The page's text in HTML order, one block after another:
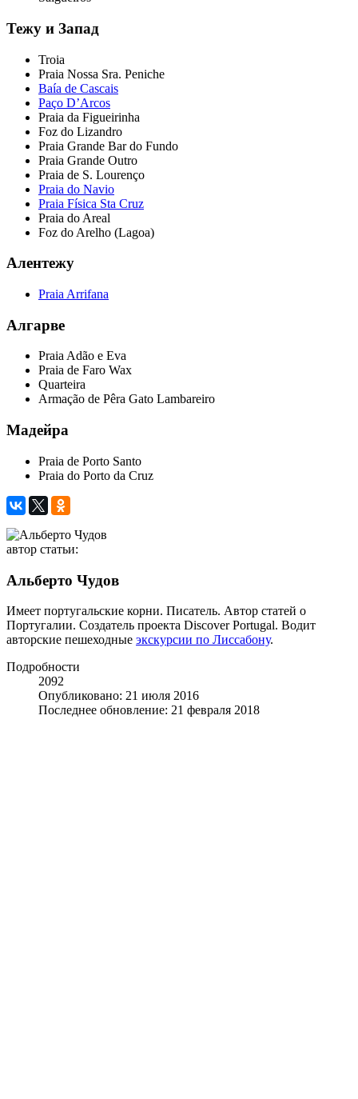
Тежу и Запад
Troia
Praia Nossa Sra. Peniche
Baía de Cascais
Paço D’Arcos
Praia da Figueirinha
Foz do Lizandro
Praia Grande Bar do Fundo
Praia Grande Outro
Praia de S. Lourenço
Praia do Navio
Praia Física Sta Cruz
Praia do Areal
Foz do Arelho (Lagoa)
Алентежу
Praia Arrifana
Алгарве
Praia Adão e Eva
Praia de Faro Wax
Quarteira
Armação de Pêra Gato Lambareiro
Мадейра
Praia de Porto Santo
Praia do Porto da Cruz
автор статьи:
Альберто Чудов
Имеет португальские корни. Писатель. Автор статей о
Португалии. Создатель проекта Discover Portugal. Водит
авторские пешеходные экскурсии по Лиссабону.
Подробности
2092
Опубликовано: 21 июля 2016
Последнее обновление: 21 февраля 2018